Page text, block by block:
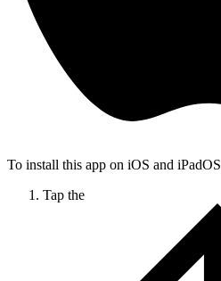
To install this app on iOS and iPadOS
Tap the